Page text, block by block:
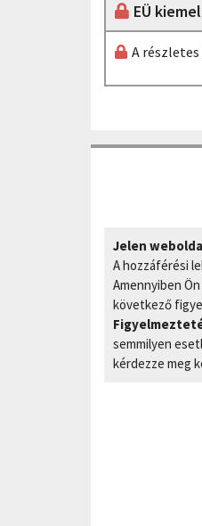
EÜ
A
Jelen
A hozzáférési
Amennyiben
következő
semmilyen
kérdezze meg